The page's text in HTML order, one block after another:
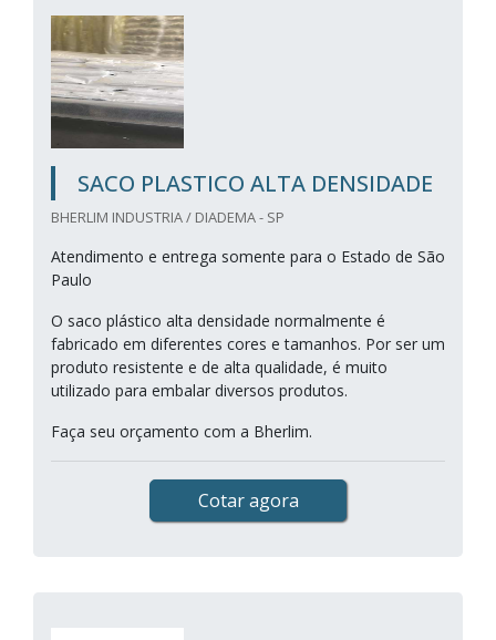
SACO PLASTICO ALTA DENSIDADE
BHERLIM INDUSTRIA / DIADEMA - SP
Atendimento e entrega somente para o Estado de São
Paulo
O saco plástico alta densidade normalmente é
fabricado em diferentes cores e tamanhos. Por ser um
produto resistente e de alta qualidade, é muito
utilizado para embalar diversos produtos.
Faça seu orçamento com a Bherlim.
Cotar agora